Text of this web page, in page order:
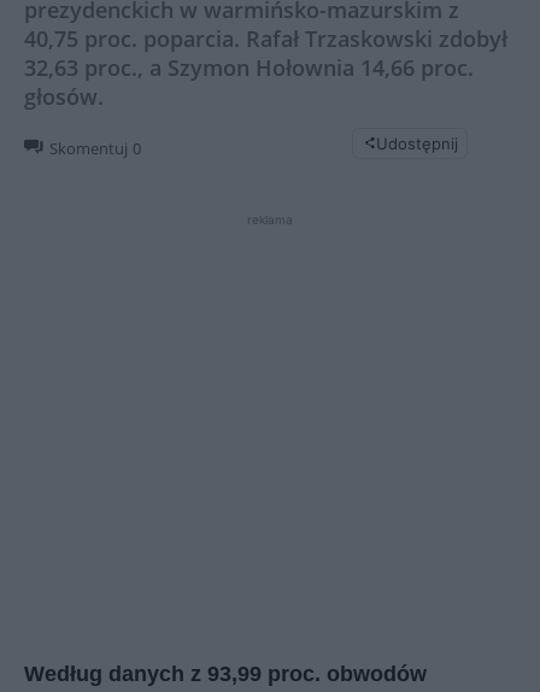
prezydenckich w warmińsko-mazurskim z
40,75 proc. poparcia. Rafał Trzaskowski zdobył
32,63 proc., a Szymon Hołownia 14,66 proc.
głosów.
Skomentuj 0 Udostępnij
reklama
Według danych z 93,99 proc. obwodów